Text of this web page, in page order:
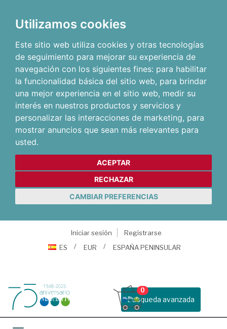
Utilizamos cookies
Este sitio web utiliza cookies y otras tecnologías
de seguimiento para mejorar su experiencia de
navegación con los siguientes fines: para habilitar
la funcionalidad básica del sitio web, para brindar
una mejor experiencia en el sitio web, medir su
interés en nuestros productos y servicios y
personalizar las interacciones de marketing, para
mostrar anuncios que sean más relevantes para
usted.
ACEPTAR
RECHAZAR
CAMBIAR PREFERENCIAS
Iniciar sesión
Registrarse
ES
EUR ESPAÑA PENINSULAR
Busqueda avanzada
0